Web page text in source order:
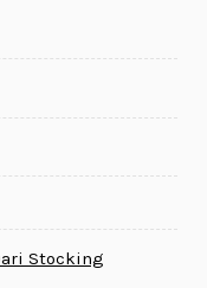
Stocking